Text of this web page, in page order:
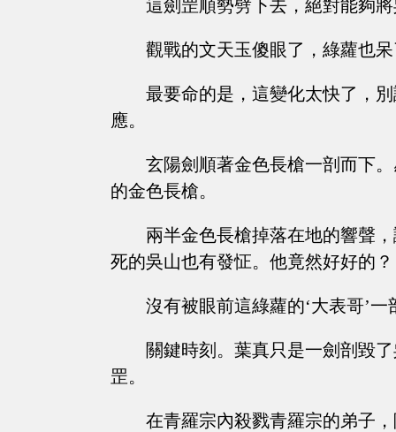
這劍罡順勢劈下去，絕對能夠
觀戰的文天玉傻眼了，綠蘿也
最要命的是，這變化太快了，
應。
玄陽劍順著金色長槍一剖而下
的金色長槍。
兩半金色長槍掉落在地的響聲
死的吳山也有發怔。他竟然好好的？
沒有被眼前這綠蘿的‘大表哥’一
關鍵時刻。葉真只是一劍剖毀
罡。
在青羅宗內殺戮青羅宗的弟子